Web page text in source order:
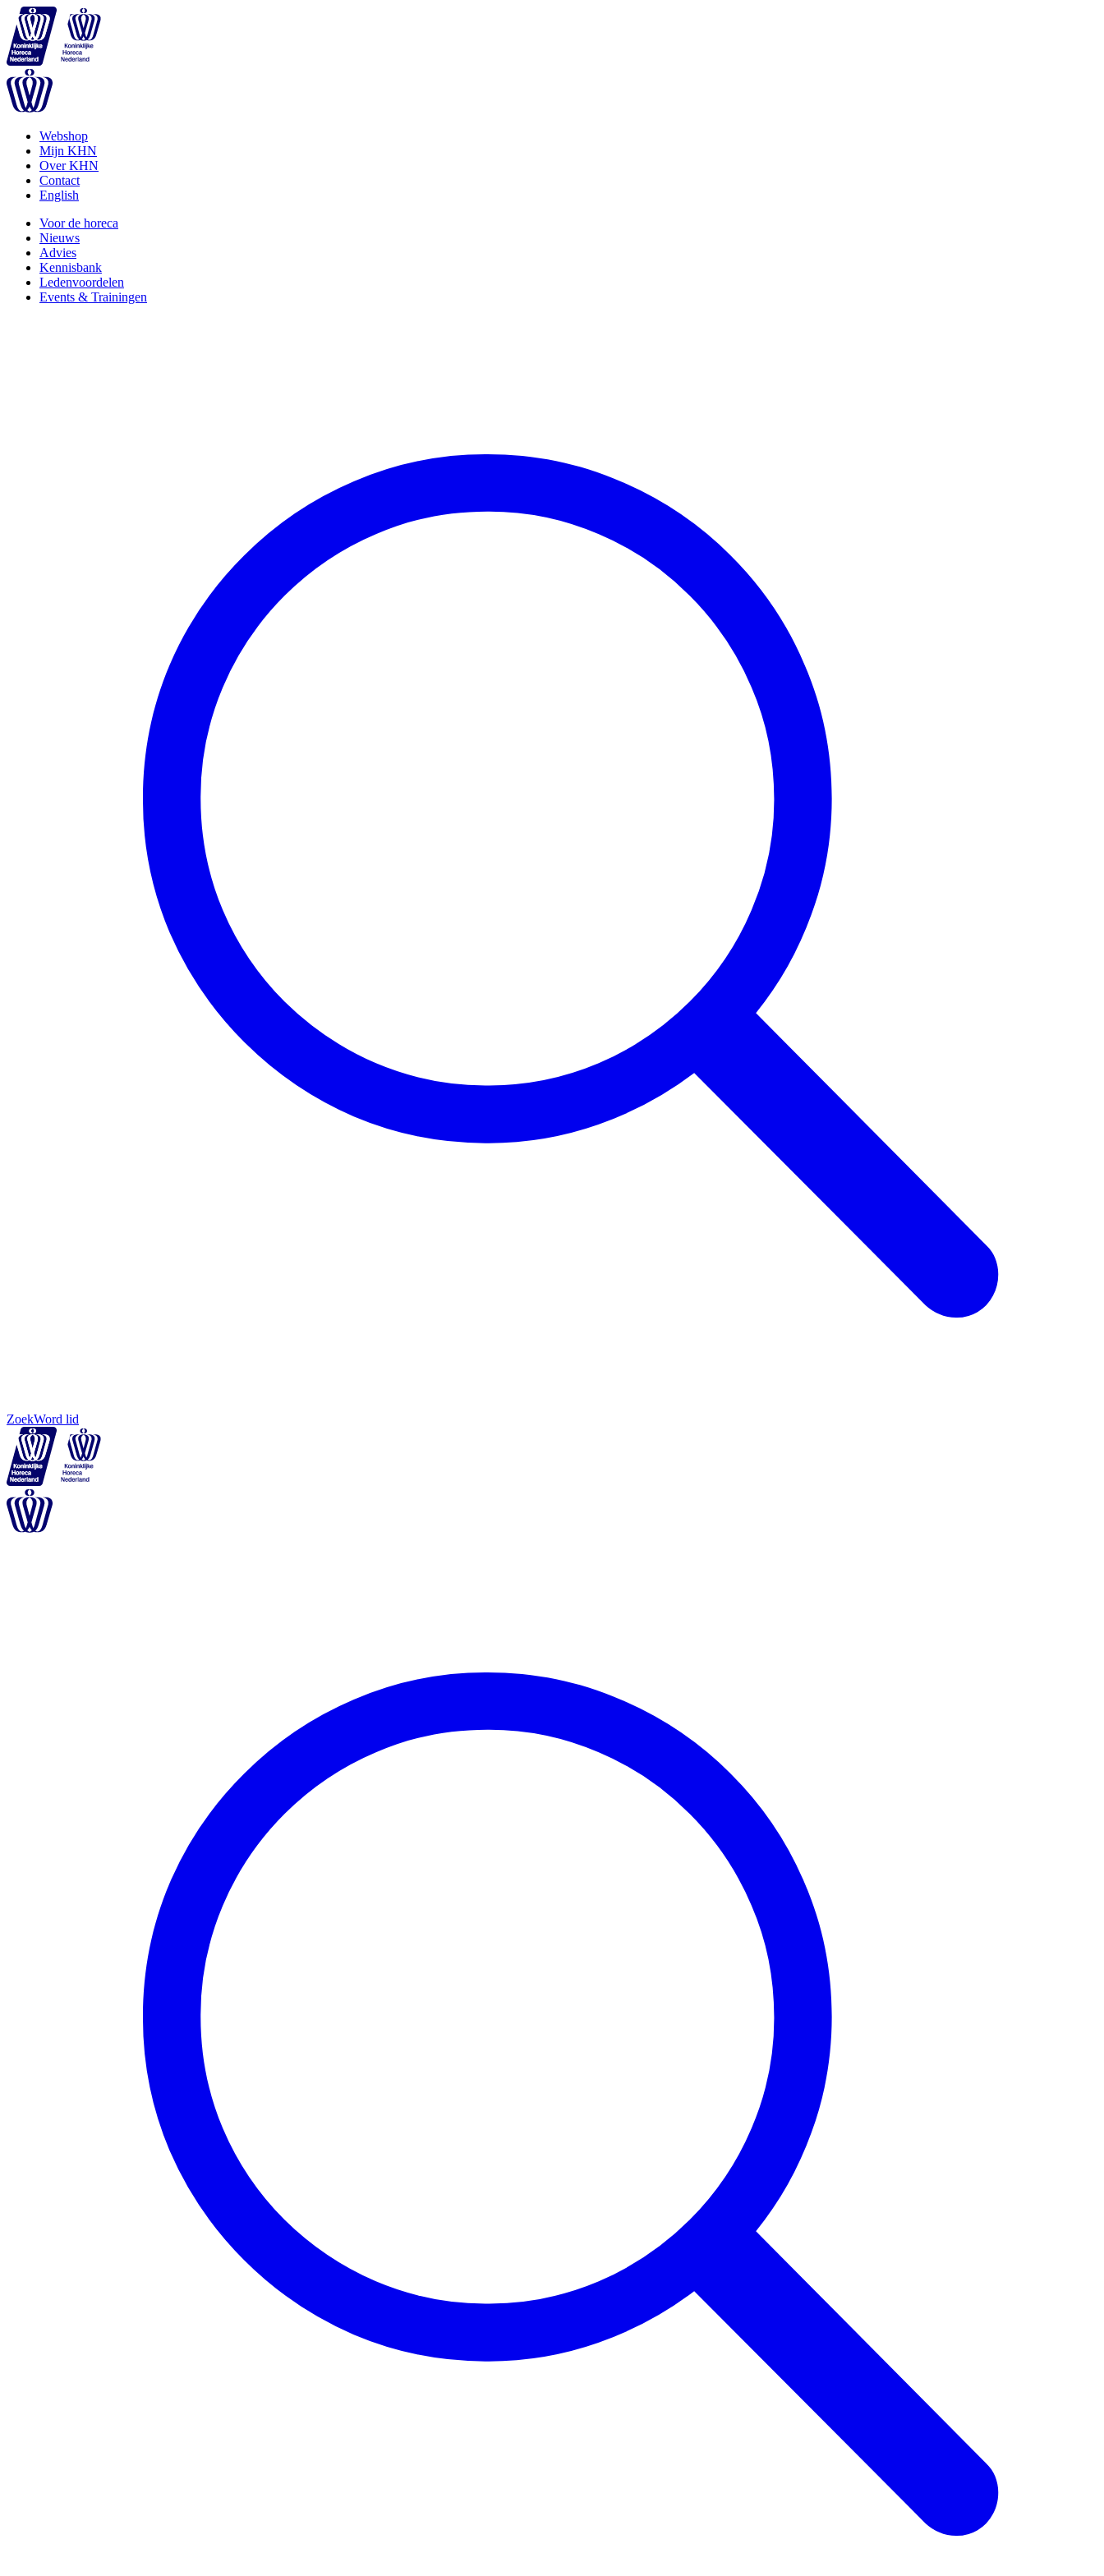
Webshop
Mijn KHN
Over KHN
Contact
English
Voor de horeca
Nieuws
Advies
Kennisbank
Ledenvoordelen
Events & Trainingen
ZoekWord lid